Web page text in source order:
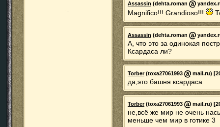
Assassin (dehta.roman
Magnifico!!! Grandioso!!!
Assassin (dehta.roman
А, что это за одинокая
Ксардаса ли?
Torber(toxa27061993 mail.ru)
да,это башня ксардаса
Torber(toxa27061993 mail.ru)
не,всё же мир не очень
меньше чем мир в готике 3